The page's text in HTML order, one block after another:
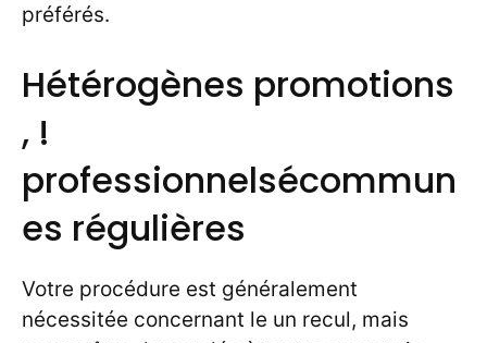
préférés.
Hétérogènes promotions
, !
professionnelsécommun
es régulières
Votre procédure est généralement
nécessitée concernant le un recul, mais